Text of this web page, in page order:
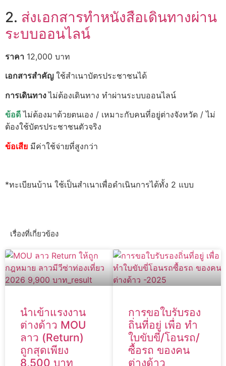
2. ส่งเอกสารทำหนังสือเดินทางผ่าน
ระบบออนไลน์
ราคา 12,000 บาท
เอกสารสำคัญ ใช้สำเนาบัตรประชาชนได้
การเดินทางไม่ต้องเดินทาง ทำผ่านระบบออนไลน์
ข้อดี ไม่ต้องมาด้วยตนเอง / เหมาะกับคนที่อยู่ต่างจังหวัด / ไม่
ต้องใช้บัตรประชาชนตัวจริง
ข้อเสีย มีค่าใช้จ่ายที่สูงกว่า
*ทะเบียนบ้าน ใช้เป็นสำเนาเพื่อดำเนินการได้ทั้ง 2 แบบ
เรื่องที่เกี่ยวข้อง
นำเข้าแรงงาน
ต่างด้าว MOU
ลาว (Return)
ถูกสุดเพียง
8,500 บาท
การขอใบรับรอง
ถิ่นที่อยู่ เพื่อ ทำ
ใบขับขี่/โอนรถ/
ซื้อรถ ของคน
ต่างด้าว